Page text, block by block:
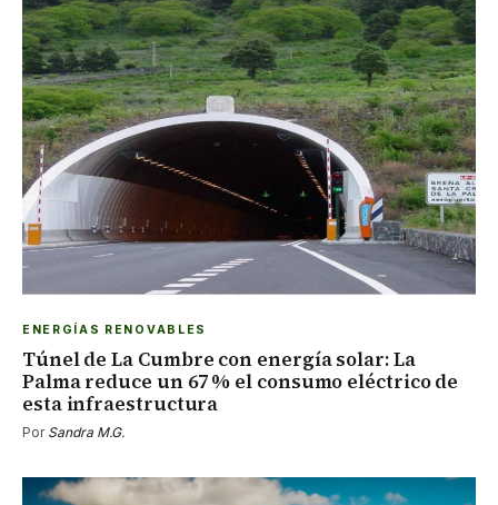
ENERGÍAS RENOVABLES
Túnel de La Cumbre con energía solar: La
Palma reduce un 67 % el consumo eléctrico de
esta infraestructura
Por Sandra M.G.